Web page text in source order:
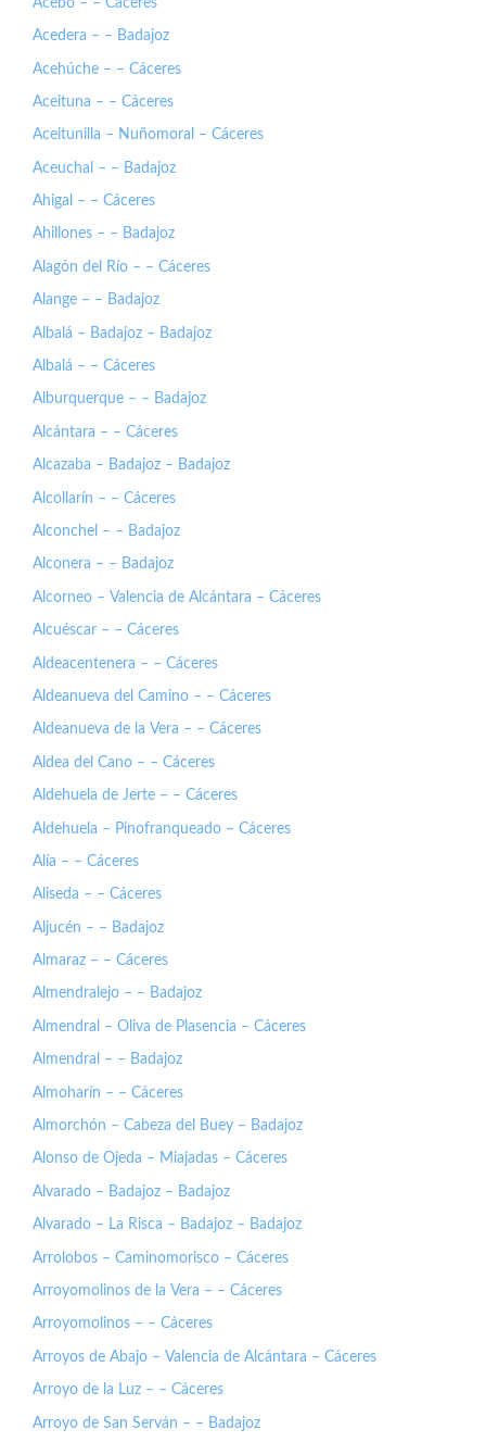
Acedera – – Badajoz
Acehúche – – Cáceres
Aceituna – – Cáceres
Aceitunilla – Nuñomoral – Cáceres
Aceuchal – – Badajoz
Ahigal – – Cáceres
Ahillones – – Badajoz
Alagón del Río – – Cáceres
Alange – – Badajoz
Albalá – Badajoz – Badajoz
Albalá – – Cáceres
Alburquerque – – Badajoz
Alcántara – – Cáceres
Alcazaba – Badajoz – Badajoz
Alcollarín – – Cáceres
Alconchel – – Badajoz
Alconera – – Badajoz
Alcorneo – Valencia de Alcántara – Cáceres
Alcuéscar – – Cáceres
Aldeacentenera – – Cáceres
Aldeanueva del Camino – – Cáceres
Aldeanueva de la Vera – – Cáceres
Aldea del Cano – – Cáceres
Aldehuela de Jerte – – Cáceres
Aldehuela – Pinofranqueado – Cáceres
Alía – – Cáceres
Aliseda – – Cáceres
Aljucén – – Badajoz
Almaraz – – Cáceres
Almendralejo – – Badajoz
Almendral – Oliva de Plasencia – Cáceres
Almendral – – Badajoz
Almoharín – – Cáceres
Almorchón – Cabeza del Buey – Badajoz
Alonso de Ojeda – Miajadas – Cáceres
Alvarado – Badajoz – Badajoz
Alvarado – La Risca – Badajoz – Badajoz
Arrolobos – Caminomorisco – Cáceres
Arroyomolinos de la Vera – – Cáceres
Arroyomolinos – – Cáceres
Arroyos de Abajo – Valencia de Alcántara – Cáceres
Arroyo de la Luz – – Cáceres
Arroyo de San Serván – – Badajoz